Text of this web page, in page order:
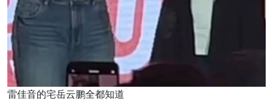
雷佳音的宅岳云鹏全都知道